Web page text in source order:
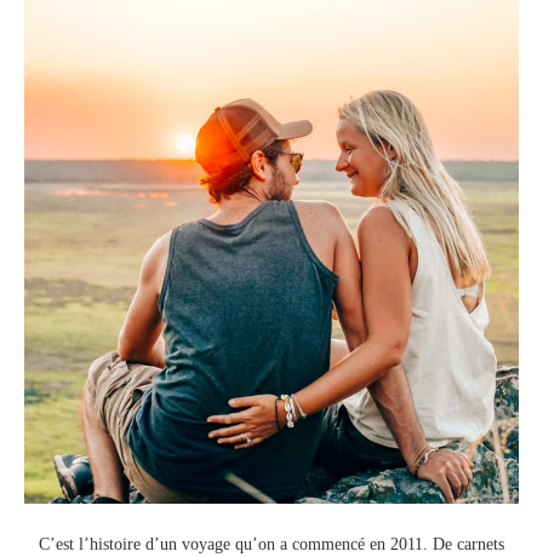
C’est l’histoire d’un voyage qu’on a commencé en 2011. De carnets